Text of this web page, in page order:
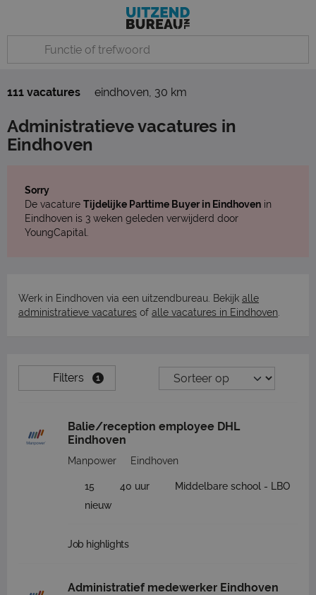
111 vacatures eindhoven, 30 km
Administratieve vacatures in
Eindhoven
Sorry
De vacature Tijdelijke Parttime Buyer in Eindhoven in
Eindhoven is 3 weken geleden verwijderd door
YoungCapital.
Werk in Eindhoven via een uitzendbureau. Bekijk alle
administratieve vacatures of alle vacatures in Eindhoven
Filters 1
Balie/reception employee DHL
Eindhoven
Manpower Eindhoven
15 40 uur
Middelbare school - LBO
nieuw
Job highlights
Administratief medewerker Eindhoven